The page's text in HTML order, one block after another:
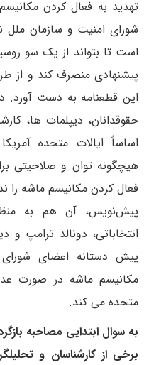
تهدید به فعال کردن
شورای امنیت و سازمان ملل
است تا بتواند از یک سو
این قطعنامه به دست آورد.
حقوقدانان، دیپلمات ها،
اساساً ایالات متحده
هیچگونه توان و صلاحیتی
فعال کردن مکانیسم ماشه را
پیش‌نویس، آن هم به
انتخاباتی، دونالد ترامپ
پیش دستانه اعضای
مکانیسم ماشه در صورت
متحده می کند.
به سوال ابتدایی مصاحبه
برخی از کارشناسان و